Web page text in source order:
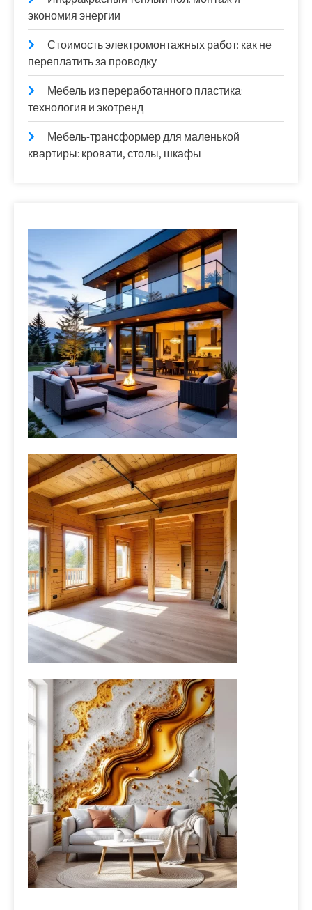
экономия энергии
Стоимость электромонтажных работ: как не
переплатить за проводку
Мебель из переработанного пластика:
технология и экотренд
Мебель-трансформер для маленькой
квартиры: кровати, столы, шкафы